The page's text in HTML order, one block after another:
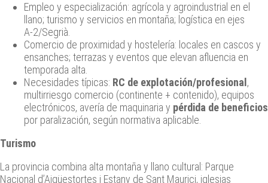
Empleo y especialización: agrícola y agroindustrial en el
llano; turismo y servicios en montaña; logística en ejes
A‑2/Segrià.
Comercio de proximidad y hostelería: locales en cascos y
ensanches; terrazas y eventos que elevan afluencia en
temporada alta.
Necesidades típicas: RC de explotación/profesional ,
multirriesgo comercio (continente + contenido), equipos
electrónicos, avería de maquinaria y pérdida de beneficios
por paralización, según normativa aplicable.
Turismo
La provincia combina alta montaña y llano cultural: Parque
Nacional d’Aigüestortes i Estany de Sant Maurici, iglesias